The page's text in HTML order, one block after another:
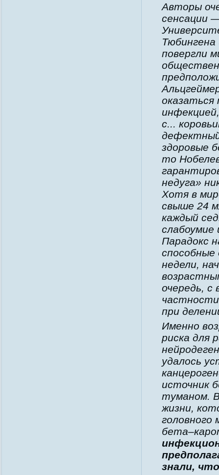
Авторы
сенсации
повергли
оказаться
с...
здоровые
то
недуга»
Хотя в
свыше 24
каждый
слабоумие
Парадокс
недели,
очередь,
при
Именно
риска для
удалось
источник
туманом.
жизни,
знали,